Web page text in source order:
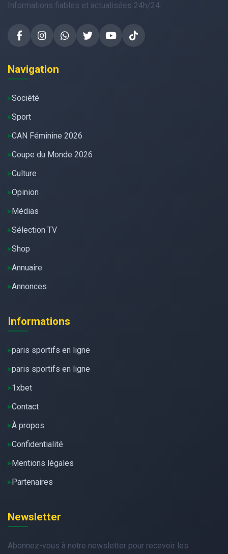
Informations fiables et actualisées 24h/24.
Navigation
Société
Sport
CAN Féminine 2026
Coupe du Monde 2026
Culture
Opinion
Médias
Sélection TV
Shop
Annuaire
Annonces
Informations
paris sportifs en ligne
paris sportifs en ligne
1xbet
Contact
À propos
Confidentialité
Mentions légales
Partenaires
Newsletter
Abonnez-vous à notre newsletter pour recevoir les